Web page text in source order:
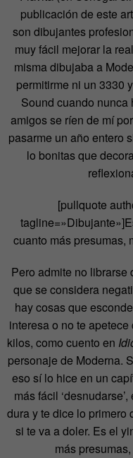
publicación de este
son dibujantes
muy fácil mejorar la
misma dibujaba a
permitirme ni un 3330
Sound cuando
amigos se ríen de mí
pasarme un año entero
lo bonitas que
[pullquote
cuanto más presumas,
Pero admite no librarse
que se considera
hay cosas que
interesa o no te
kilos, como cuento en
personaje de Moderna.
eso sí lo hice en un
más fácil
dura y te dice lo primero
si te va a doler. Es el
más